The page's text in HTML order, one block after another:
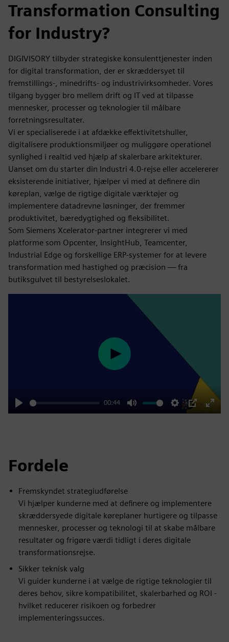
Transformation Consulting
for Industry?
DIGIVISORY tilbyder strategiske konsulenttjenester inden
for digital transformation, der er skræddersyet til
fremstillings-, minedrifts- og industrivirksomheder. Vores
tilgang bygger bro mellem drift og IT ved at tilpasse
mennesker, processer og teknologier til målbare
forretningsresultater.
Vi er specialiserede i at afdække effektivitetshuller,
digitalisere produktionsmiljøer og muliggøre operationel
synlighed i realtid ved hjælp af skalerbare arkitekturer.
Uanset om du starter din Industri 4.0-rejse eller accelererer
eksisterende initiativer, hjælper vi med at definere din
køreplan, vælge de rigtige digitale værktøjer og
implementere datadrevne løsninger, der fremmer
produktivitet, bæredygtighed og fleksibilitet.
Som Siemens Xcelerator-partner integrerer vi med
platforme som Opcenter, InsightHub, Teamcenter,
Industrial Edge og forskellige ERP-systemer for at levere
transformation med hastighed og præcision — fra
butiksgulvet til bestyrelseslokalet.
Play
00:44
Mute Settings
PIP
Enter
Play
Fordele
Fremskyndet strategiudførelse
Vi hjælper kunderne med at definere og implementere
skræddersyede digitale køreplaner hurtigere og tilpasse
mennesker, processer og teknologi til at skabe målbare
resultater og frigøre værdi tidligt i deres digitale
transformationsrejse.
Sikker teknisk valg
Vi guider kunderne i at vælge de rigtige teknologier til
deres behov, sikre kompatibilitet, skalerbarhed og ROI -
hvilket reducerer risikoen og forbedrer
implementeringssucces.